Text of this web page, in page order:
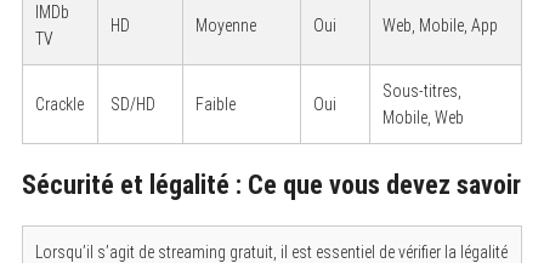
IMDb
TV
HD Moyenne Oui Web, Mobile, App
Crackle SD/HD Faible Oui
Sous-titres,
Mobile, Web
Sécurité et légalité : Ce que vous devez savoir
Lorsqu’il s’agit de streaming gratuit, il est essentiel de vérifier la légalité